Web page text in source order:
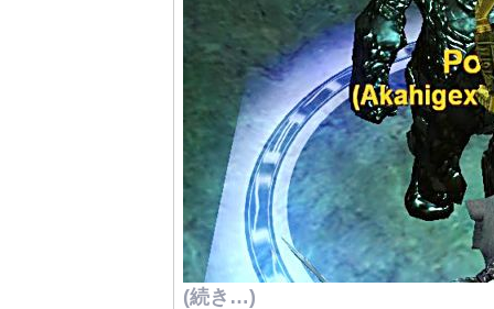
(続き…)